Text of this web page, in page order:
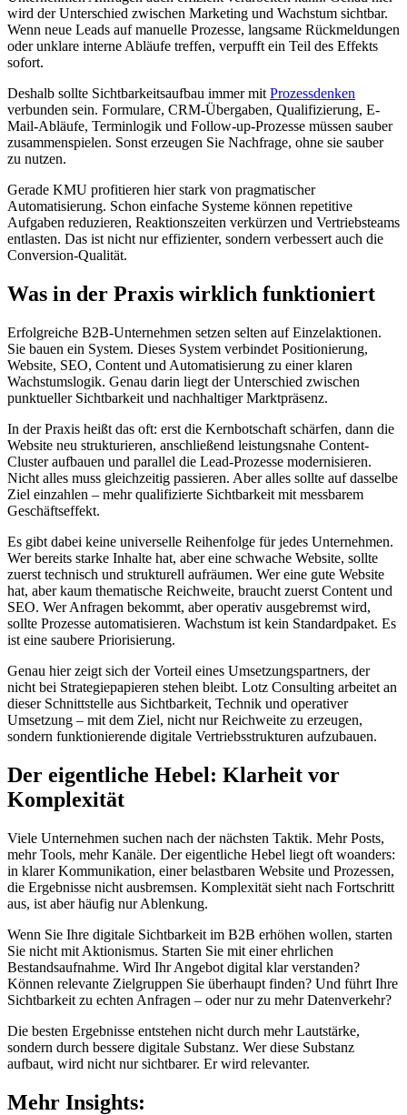
wird der Unterschied zwischen Marketing und Wachstum sichtbar.
Wenn neue Leads auf manuelle Prozesse, langsame Rückmeldungen
oder unklare interne Abläufe treffen, verpufft ein Teil des Effekts
sofort.
Deshalb sollte Sichtbarkeitsaufbau immer mit Prozessdenken
verbunden sein. Formulare, CRM-Übergaben, Qualifizierung, E-
Mail-Abläufe, Terminlogik und Follow-up-Prozesse müssen sauber
zusammenspielen. Sonst erzeugen Sie Nachfrage, ohne sie sauber
zu nutzen.
Gerade KMU profitieren hier stark von pragmatischer
Automatisierung. Schon einfache Systeme können repetitive
Aufgaben reduzieren, Reaktionszeiten verkürzen und Vertriebsteams
entlasten. Das ist nicht nur effizienter, sondern verbessert auch die
Conversion-Qualität.
Was in der Praxis wirklich funktioniert
Erfolgreiche B2B-Unternehmen setzen selten auf Einzelaktionen.
Sie bauen ein System. Dieses System verbindet Positionierung,
Website, SEO, Content und Automatisierung zu einer klaren
Wachstumslogik. Genau darin liegt der Unterschied zwischen
punktueller Sichtbarkeit und nachhaltiger Marktpräsenz.
In der Praxis heißt das oft: erst die Kernbotschaft schärfen, dann die
Website neu strukturieren, anschließend leistungsnahe Content-
Cluster aufbauen und parallel die Lead-Prozesse modernisieren.
Nicht alles muss gleichzeitig passieren. Aber alles sollte auf dasselbe
Ziel einzahlen – mehr qualifizierte Sichtbarkeit mit messbarem
Geschäftseffekt.
Es gibt dabei keine universelle Reihenfolge für jedes Unternehmen.
Wer bereits starke Inhalte hat, aber eine schwache Website, sollte
zuerst technisch und strukturell aufräumen. Wer eine gute Website
hat, aber kaum thematische Reichweite, braucht zuerst Content und
SEO. Wer Anfragen bekommt, aber operativ ausgebremst wird,
sollte Prozesse automatisieren. Wachstum ist kein Standardpaket. Es
ist eine saubere Priorisierung.
Genau hier zeigt sich der Vorteil eines Umsetzungspartners, der
nicht bei Strategiepapieren stehen bleibt. Lotz Consulting arbeitet an
dieser Schnittstelle aus Sichtbarkeit, Technik und operativer
Umsetzung – mit dem Ziel, nicht nur Reichweite zu erzeugen,
sondern funktionierende digitale Vertriebsstrukturen aufzubauen.
Der eigentliche Hebel: Klarheit vor
Komplexität
Viele Unternehmen suchen nach der nächsten Taktik. Mehr Posts,
mehr Tools, mehr Kanäle. Der eigentliche Hebel liegt oft woanders:
in klarer Kommunikation, einer belastbaren Website und Prozessen,
die Ergebnisse nicht ausbremsen. Komplexität sieht nach Fortschritt
aus, ist aber häufig nur Ablenkung.
Wenn Sie Ihre digitale Sichtbarkeit im B2B erhöhen wollen, starten
Sie nicht mit Aktionismus. Starten Sie mit einer ehrlichen
Bestandsaufnahme. Wird Ihr Angebot digital klar verstanden?
Können relevante Zielgruppen Sie überhaupt finden? Und führt Ihre
Sichtbarkeit zu echten Anfragen – oder nur zu mehr Datenverkehr?
Die besten Ergebnisse entstehen nicht durch mehr Lautstärke,
sondern durch bessere digitale Substanz. Wer diese Substanz
aufbaut, wird nicht nur sichtbarer. Er wird relevanter.
Mehr Insights: